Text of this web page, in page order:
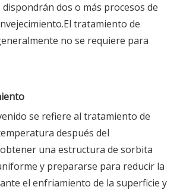
dos o más procesos de
tratamiento de
no se requiere para
se refiere al tratamiento de
después del
una estructura de sorbita
y prepararse para reducir la
el enfriamiento de la superficie y